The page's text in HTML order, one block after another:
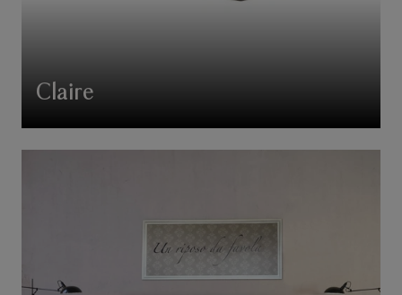
Claire